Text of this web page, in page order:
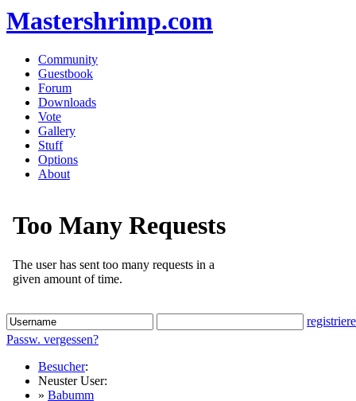
Mastershrimp.com
Community
Guestbook
Forum
Downloads
Vote
Gallery
Stuff
Options
About
Passw. vergessen?
Besucher:
Neuster User:
» Babumm